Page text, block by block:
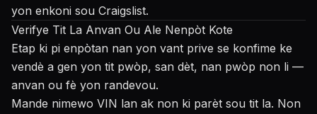
yon enkoni sou Craigslist.
Verifye Tit La Anvan Ou Ale Nenpòt Kote
Etap ki pi enpòtan nan yon vant prive se konfime ke
vendè a gen yon tit pwòp, san dèt, nan pwòp non li —
anvan ou fè yon randevou.
Mande nimewo VIN lan ak non ki parèt sou tit la. Non